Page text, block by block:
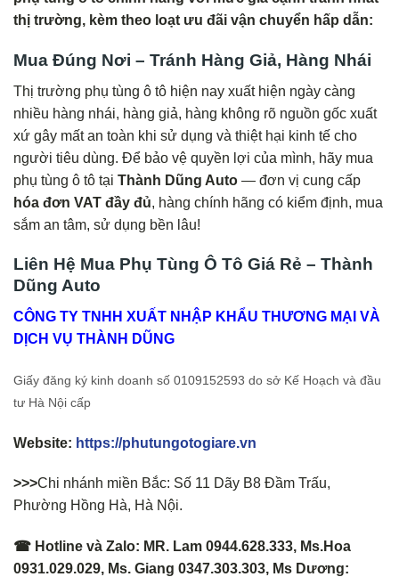
thị trường, kèm theo loạt ưu đãi vận chuyển hấp dẫn:
Mua Đúng Nơi – Tránh Hàng Giả, Hàng Nhái
Thị trường phụ tùng ô tô hiện nay xuất hiện ngày càng
nhiều hàng nhái, hàng giả, hàng không rõ nguồn gốc xuất
xứ gây mất an toàn khi sử dụng và thiệt hại kinh tế cho
người tiêu dùng. Để bảo vệ quyền lợi của mình, hãy mua
phụ tùng ô tô tại Thành Dũng Auto — đơn vị cung cấp
hóa đơn VAT đầy đủ, hàng chính hãng có kiểm định, mua
sắm an tâm, sử dụng bền lâu!
Liên Hệ Mua Phụ Tùng Ô Tô Giá Rẻ – Thành
Dũng Auto
CÔNG TY TNHH XUẤT NHẬP KHẨU THƯƠNG MẠI VÀ
DỊCH VỤ THÀNH DŨNG
Giấy đăng ký kinh doanh số 0109152593 do sở Kế Hoạch và đầu
tư Hà Nội cấp
Website: https://phutungotogiare.vn
>>>Chi nhánh miền Bắc: Số 11 Dãy B8 Đầm Trấu,
Phường Hồng Hà, Hà Nội.
☎ Hotline và Zalo: MR. Lam 0944.628.333, Ms.Hoa
0931.029.029, Ms. Giang 0347.303.303, Ms Dương: